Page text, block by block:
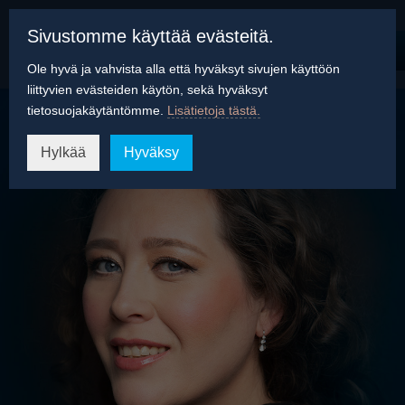
Sivustomme käyttää evästeitä.
Ole hyvä ja vahvista alla että hyväksyt sivujen käyttöön
liittyvien evästeiden käytön, sekä hyväksyt
tietosuojakäytäntömme. Lisätietoja tästä.
Hylkää Hyväksy